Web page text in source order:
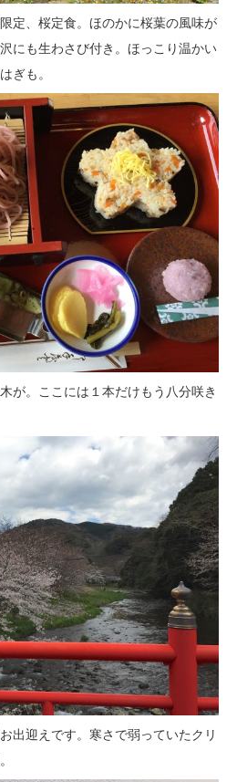
定、桜定食。ほのかに桜葉の風味が
にも生わさび付き。ほっこり温かい
ぎも。
が。ここには１本だけもう八分咲き
出迎えです。寒さで弱っていたクリ